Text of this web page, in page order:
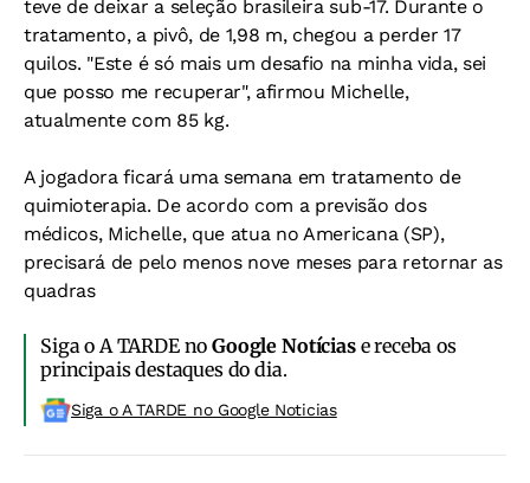
teve de deixar a seleção brasileira sub-17. Durante o
tratamento, a pivô, de 1,98 m, chegou a perder 17
quilos. "Este é só mais um desafio na minha vida, sei
que posso me recuperar", afirmou Michelle,
atualmente com 85 kg.
A jogadora ficará uma semana em tratamento de
quimioterapia. De acordo com a previsão dos
médicos, Michelle, que atua no Americana (SP),
precisará de pelo menos nove meses para retornar as
quadras
Siga o A TARDE noGoogle Notíciase receba os
principais destaques do dia.
Siga o A TARDE no Google Noticias